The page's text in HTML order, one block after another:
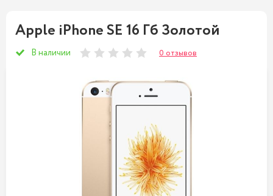
Apple iPhone SE 16 Гб Золотой
В наличии 0 отзывов